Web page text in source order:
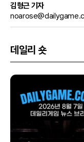
김형근 기자
데일리 숏